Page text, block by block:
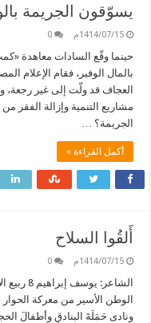
يسوّقون الجريمة
1414/07/15م 0
بالمال الوفير، فقام الإعلام
العجاف قد ولّت إلى غير رجعة،
الجريمة؟ …
أكمل القراءة »
أَلقُوا السلاح
1414/07/15م 0
الوطن الأسير من معركة
ونادى حَمَلَةَ البنادقِ وأطفالَ